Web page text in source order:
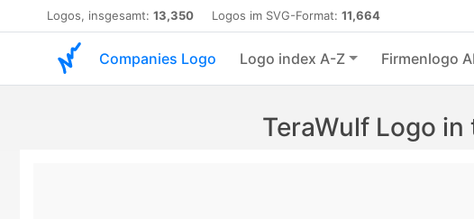
Logos, insgesamt: 13,350 Logos im SVG-Format: 11,664
Companies Logo Logo index A-Z Firmenlogo
TeraWulf Logo